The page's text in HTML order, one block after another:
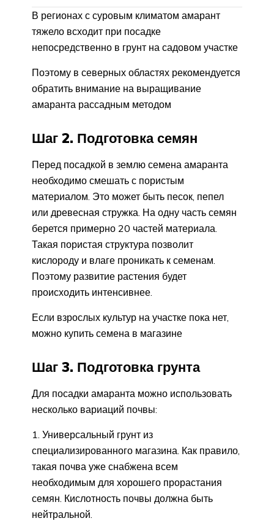
В регионах с суровым климатом амарант
тяжело всходит при посадке
непосредственно в грунт на садовом участке
Поэтому в северных областях рекомендуется
обратить внимание на выращивание
амаранта рассадным методом
Шаг 2. Подготовка семян
Перед посадкой в землю семена амаранта
необходимо смешать с пористым
материалом. Это может быть песок, пепел
или древесная стружка. На одну часть семян
берется примерно 20 частей материала.
Такая пористая структура позволит
кислороду и влаге проникать к семенам.
Поэтому развитие растения будет
происходить интенсивнее.
Если взрослых культур на участке пока нет,
можно купить семена в магазине
Шаг 3. Подготовка грунта
Для посадки амаранта можно использовать
несколько вариаций почвы:
Универсальный грунт из
специализированного магазина. Как правило,
такая почва уже снабжена всем
необходимым для хорошего прорастания
семян. Кислотность почвы должна быть
нейтральной.